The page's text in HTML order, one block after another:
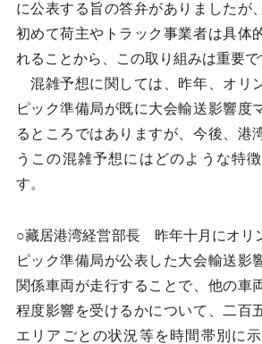
に公表する旨の答弁がありましたが
初めて荷主やトラック事業者は具体
れることから、この取り組みは重要で
混雑予想に関しては、昨年、オリ
ピック準備局が既に大会輸送影響度
るところではありますが、今後、港
うこの混雑予想にはどのような特
す。
○藏居港湾経営部長 昨年十月にオリ
ピック準備局が公表した大会輸送影
関係車両が走行することで、他の車
程度影響を受けるかについて、二百
エリアごとの状況等を時間帯別に